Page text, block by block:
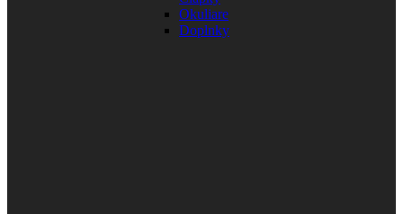
Okuliare
Doplnky